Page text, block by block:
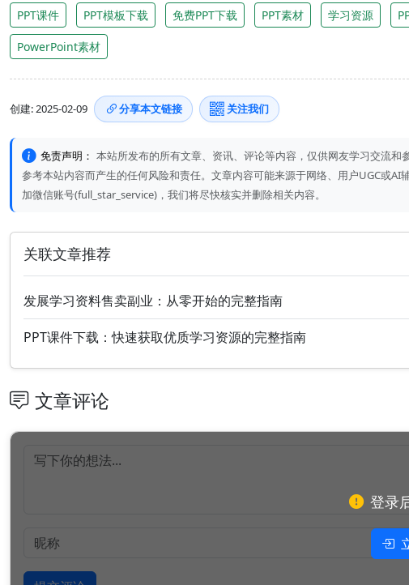
PPT课件 PPT模板下载 免费PPT下载 PPT素材 学习资源
PowerPoint素材
创建: 2025-02-09 分享本文链接 关注我们
免责声明： 本站所发布的所有文章、资讯、评论等内容，仅供网友学习交流
参考本站内容而产生的任何风险和责任。文章内容可能来源于网络、用户UGC或
加微信账号(full_star_service)，我们将尽快核实并删除相关内容。
关联文章推荐
发展学习资料售卖副业：从零开始的完整指南
PPT课件下载：快速获取优质学习资源的完整指南
文章评论
登录